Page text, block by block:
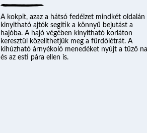
A kokpit, azaz a hátsó fedélzet mindkét oldalán
kinyitható ajtók segítik a könnyű bejutást a
hajóba. A hajó végében kinyitható korláton
keresztül közelíthetjük meg a fürdőlétrát. A
kihúzható árnyékoló menedéket nyújt a tűző
és az esti pára ellen is.